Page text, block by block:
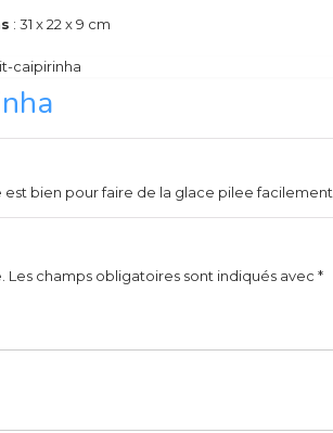
: 31 x 22 x 9 cm
bien pour faire de la glace pilee facilement.
Les champs obligatoires sont indiqués avec *